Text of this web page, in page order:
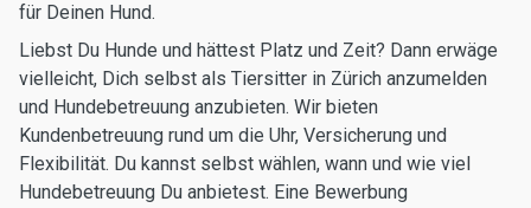
für Deinen Hund.
Liebst Du Hunde und hättest Platz und Zeit? Dann erwäge
vielleicht, Dich selbst als Tiersitter in Zürich anzumelden
und Hundebetreuung anzubieten. Wir bieten
Kundenbetreuung rund um die Uhr, Versicherung und
Flexibilität. Du kannst selbst wählen, wann und wie viel
Hundebetreuung Du anbietest. Eine Bewerbung